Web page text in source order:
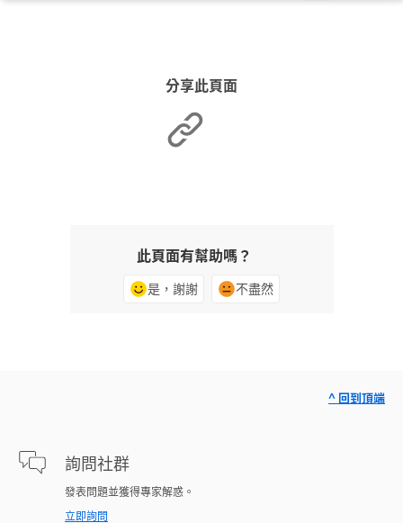
分享此頁面
此頁面有幫助嗎？
是，謝謝 不盡然
詢問社群
發表問題並獲得專家解惑。
立即詢問
^ 回到頂端